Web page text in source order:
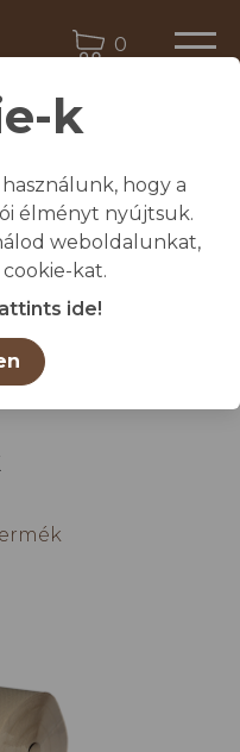
0
k
hogy a
élményt nyújtsuk.
weboldalunkat,
kat.
ide!